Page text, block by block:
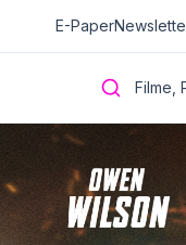
E-Paper
Filme,